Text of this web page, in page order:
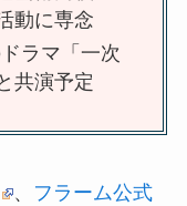
動に専念
ラマ「一次
共演予定
、 フラーム公式